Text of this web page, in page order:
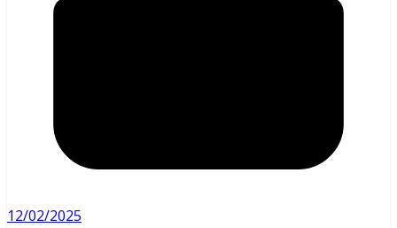
12/02/2025